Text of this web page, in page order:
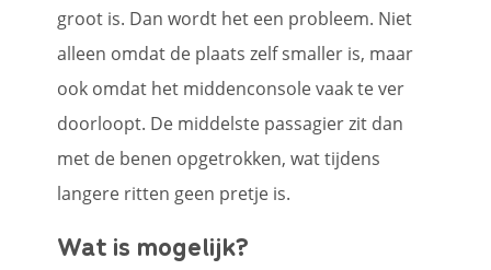
groot is. Dan wordt het een probleem. Niet
alleen omdat de plaats zelf smaller is, maar
ook omdat het middenconsole vaak te ver
doorloopt. De middelste passagier zit dan
met de benen opgetrokken, wat tijdens
langere ritten geen pretje is.
Wat is mogelijk?